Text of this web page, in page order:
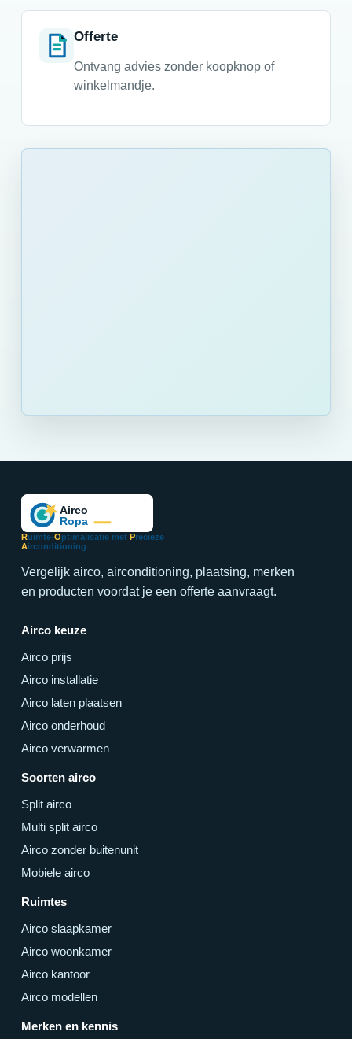
Offerte
Ontvang advies zonder koopknop of
winkelmandje.
Ruimte-Optimalisatie met Precieze
Airconditioning
Vergelijk airco, airconditioning, plaatsing, merken
en producten voordat je een offerte aanvraagt.
Airco keuze
Airco prijs
Airco installatie
Airco laten plaatsen
Airco onderhoud
Airco verwarmen
Soorten airco
Split airco
Multi split airco
Airco zonder buitenunit
Mobiele airco
Ruimtes
Airco slaapkamer
Airco woonkamer
Airco kantoor
Airco modellen
Merken en kennis